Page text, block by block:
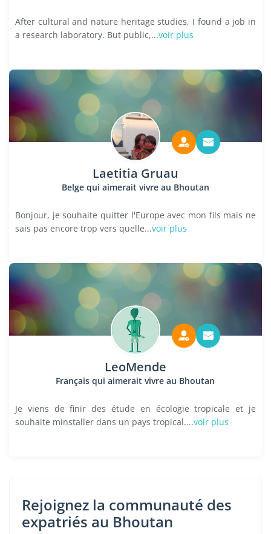
After cultural and nature heritage studies, I found a job in
a research laboratory. But public,...voir plus
Laetitia Gruau
Belge qui aimerait vivre au Bhoutan
Bonjour, je souhaite quitter l'Europe avec mon fils mais ne
sais pas encore trop vers quelle...voir plus
LeoMende
Français qui aimerait vivre au Bhoutan
Je viens de finir des étude en écologie tropicale et je
souhaite minstaller dans un pays tropical....voir plus
Rejoignez la communauté des
expatriés au Bhoutan